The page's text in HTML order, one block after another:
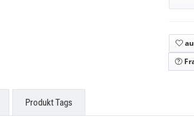
Produkt Tags